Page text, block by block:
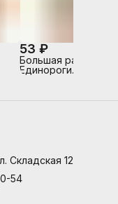
53 ₽
Большая раскраска
Единороги.
Складская 12
54